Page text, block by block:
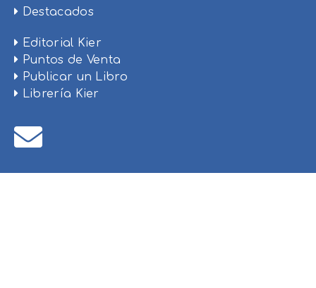
Destacados
Editorial Kier
Puntos de Venta
Publicar un Libro
Librería Kier